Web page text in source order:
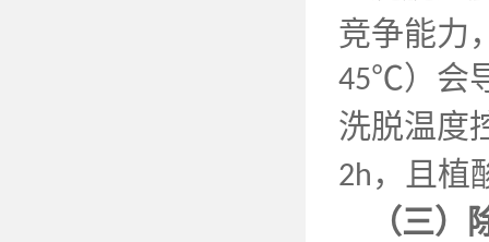
竞争能力
45℃）会
洗脱温度
2h ，且植
（三）